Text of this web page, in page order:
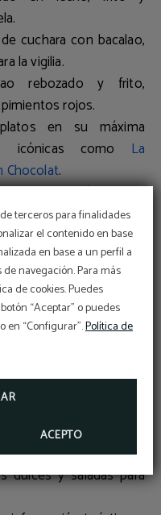
terceros para finalidades
el contenido en base
en base a un perfil a
navegación. Para más
de cookies. Puedes
“Aceptar” o puedes
en “Configurar”.Política de
ACEPTO
cuchara con bacalao,
la vigilia.
rebozado y frito,
rojos.
en su máxima
icónicas como La
Chocolat.
mejor opción para la
Santa en Madrid sin
en unhotel en el
NuestroHotel
en una ubicación
Vía, la Puerta del Sol
Quatro Puerta del Sol
dulces y saladas para
CÓDIGO